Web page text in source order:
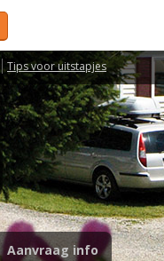
Tips voor uitstapjes
Aanvraag info